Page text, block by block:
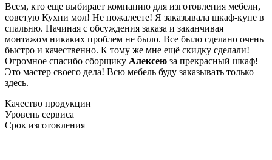
Всем, кто еще выбирает компанию для изготовления мебели,
советую Кухни мол! Не пожалеете! Я заказывала шкаф-купе в
спальню. Начиная с обсуждения заказа и заканчивая
монтажом никаких проблем не было. Все было сделано очень
быстро и качественно. К тому же мне ещё скидку сделали!
Огромное спасибо сборщику Алексею за прекрасный шкаф!
Это мастер своего дела! Всю мебель буду заказывать только
здесь.
Качество продукции
Уровень сервиса
Срок изготовления